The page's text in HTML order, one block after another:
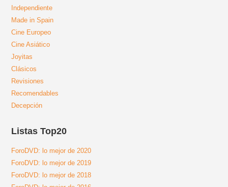
Independiente
Made in Spain
Cine Europeo
Cine Asiático
Joyitas
Clásicos
Revisiones
Recomendables
Decepción
Listas Top20
ForoDVD: lo mejor de 2020
ForoDVD: lo mejor de 2019
ForoDVD: lo mejor de 2018